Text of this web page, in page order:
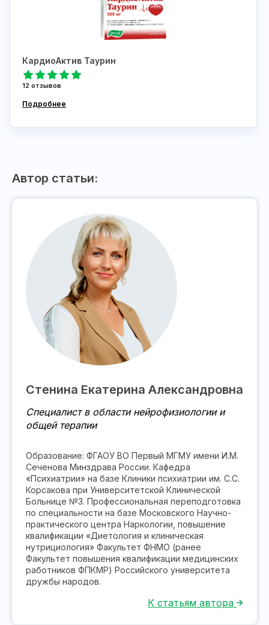
КардиоАктив Таурин
12 отзывов
Подробнее
Автор статьи:
Стенина Екатерина Александровна
Специалист в области нейрофизиологии и
общей терапии
Образование: ФГАОУ ВО Первый МГМУ имени И.М.
Сеченова Минздрава России. Кафедра
«Психиатрии» на базе Клиники психиатрии им. С.С.
Корсакова при Университетской Клинической
Больнице №3. Профессиональная переподготовка
по специальности на базе Московского Научно-
практического центра Наркологии, повышение
квалификации «Диетология и клиническая
нутрициология» Факультет ФНМО (ранее
Факультет повышения квалификации медицинских
работников ФПКМР) Российского университета
дружбы народов.
К статьям автора